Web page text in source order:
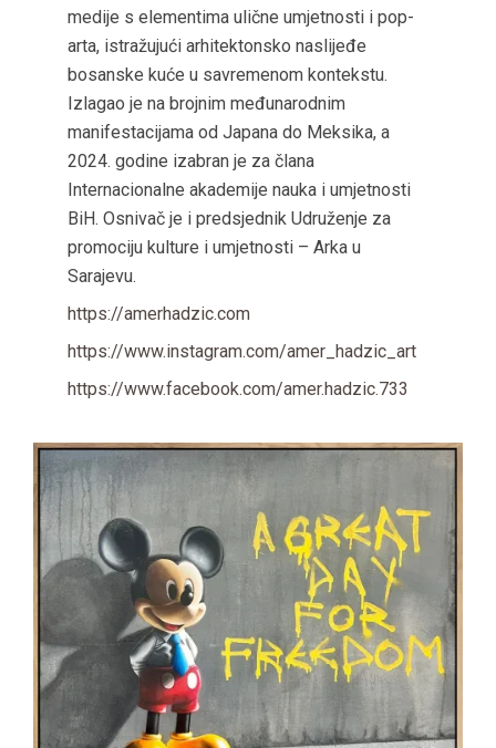
medije s elementima ulične umjetnosti i pop-
arta, istražujući arhitektonsko naslijeđe
bosanske kuće u savremenom kontekstu.
Izlagao je na brojnim međunarodnim
manifestacijama od Japana do Meksika, a
2024. godine izabran je za člana
Internacionalne akademije nauka i umjetnosti
BiH. Osnivač je i predsjednik Udruženje za
promociju kulture i umjetnosti – Arka u
Sarajevu.
https://amerhadzic.com
https://www.instagram.com/amer_hadzic_art
https://www.facebook.com/amer.hadzic.733